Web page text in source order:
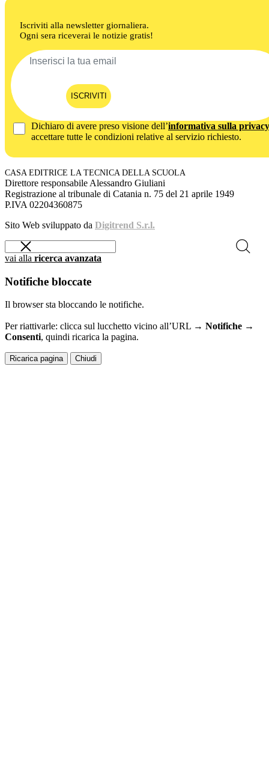
Iscriviti alla newsletter giornaliera.
Ogni sera riceverai le notizie gratis!
ISCRIVITI
Dichiaro di avere preso visione dell’informativa sulla privacy
accettare tutte le condizioni relative al servizio richiesto.
CASA EDITRICE LA TECNICA DELLA SCUOLA
Direttore responsabile Alessandro Giuliani
Registrazione al tribunale di Catania n. 75 del 21 aprile 1949
P.IVA 02204360875
Sito Web sviluppato da Digitrend S.r.l.
vai alla ricerca avanzata
Notifiche bloccate
Il browser sta bloccando le notifiche.
Per riattivarle: clicca sul lucchetto vicino all’URL → Notifiche →
Consenti, quindi ricarica la pagina.
Ricarica pagina Chiudi